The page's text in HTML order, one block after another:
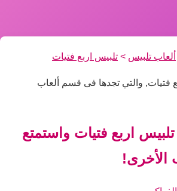
ألعاب تلبيس > تلبيس اربع فتيات
فتيات, والتي تجدها فى قسم ألعاب
اربع فتيات واستمتع
الأخرى!